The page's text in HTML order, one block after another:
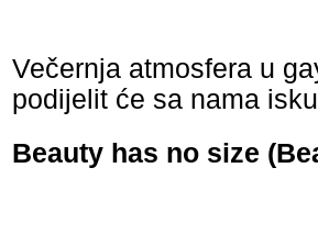
Večernja atmosfera u
podijelit će sa nama
Beauty has no size